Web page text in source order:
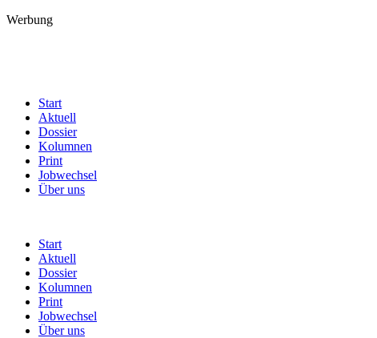
Werbung
Start
Aktuell
Dossier
Kolumnen
Print
Jobwechsel
Über uns
Start
Aktuell
Dossier
Kolumnen
Print
Jobwechsel
Über uns